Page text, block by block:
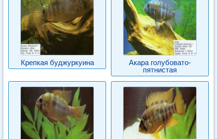
Крепкая буджуркуина
Акара голубовато-
пятнистая